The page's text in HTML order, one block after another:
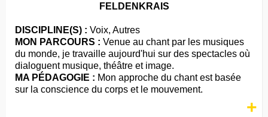
FELDENKRAIS
DISCIPLINE(S) : Voix, Autres
MON PARCOURS : Venue au chant par les musiques
du monde, je travaille aujourd'hui sur des spectacles où
dialoguent musique, théâtre et image.
MA PÉDAGOGIE : Mon approche du chant est basée
sur la conscience du corps et le mouvement.
+